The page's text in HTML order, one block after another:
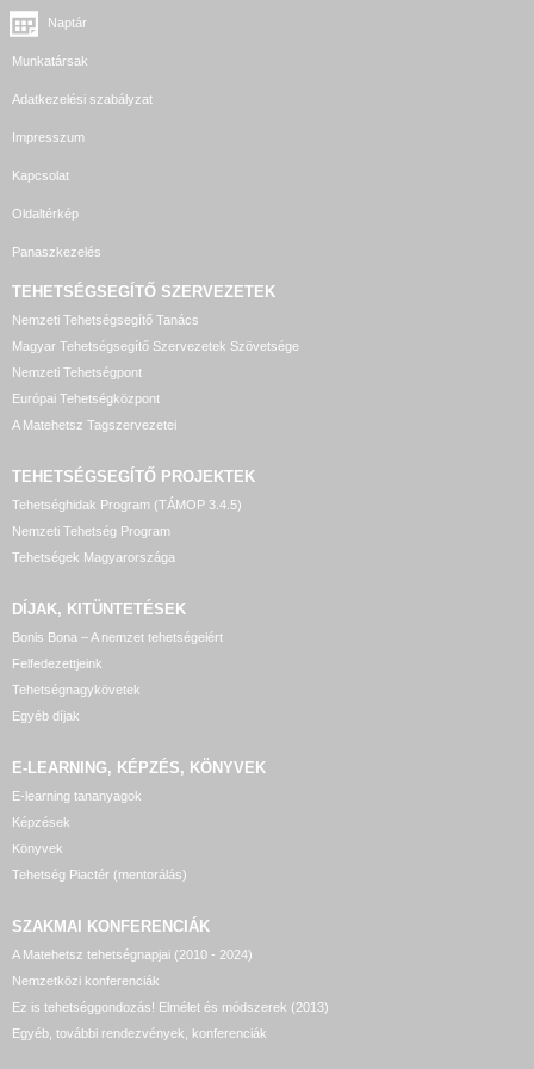
Naptár
Munkatársak
Adatkezelési szabályzat
Impresszum
Kapcsolat
Oldaltérkép
Panaszkezelés
TEHETSÉGSEGÍTŐ SZERVEZETEK
Nemzeti Tehetségsegítő Tanács
Magyar Tehetségsegítő Szervezetek Szövetsége
Nemzeti Tehetségpont
Európai Tehetségközpont
A Matehetsz Tagszervezetei
TEHETSÉGSEGÍTŐ PROJEKTEK
Tehetséghidak Program (TÁMOP 3.4.5)
Nemzeti Tehetség Program
Tehetségek Magyarországa
DÍJAK, KITÜNTETÉSEK
Bonis Bona – A nemzet tehetségeiért
Felfedezettjeink
Tehetségnagykövetek
Egyéb díjak
E-LEARNING, KÉPZÉS, KÖNYVEK
E-learning tananyagok
Képzések
Könyvek
Tehetség Piactér (mentorálás)
SZAKMAI KONFERENCIÁK
A Matehetsz tehetségnapjai (2010 - 2024)
Nemzetközi konferenciák
Ez is tehetséggondozás! Elmélet és módszerek (2013)
Egyéb, további rendezvények, konferenciák